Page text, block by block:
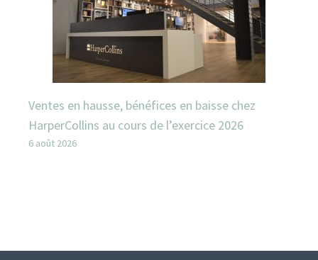
Ventes en hausse, bénéfices en baisse chez
HarperCollins au cours de l’exercice 2026
6 août 2026